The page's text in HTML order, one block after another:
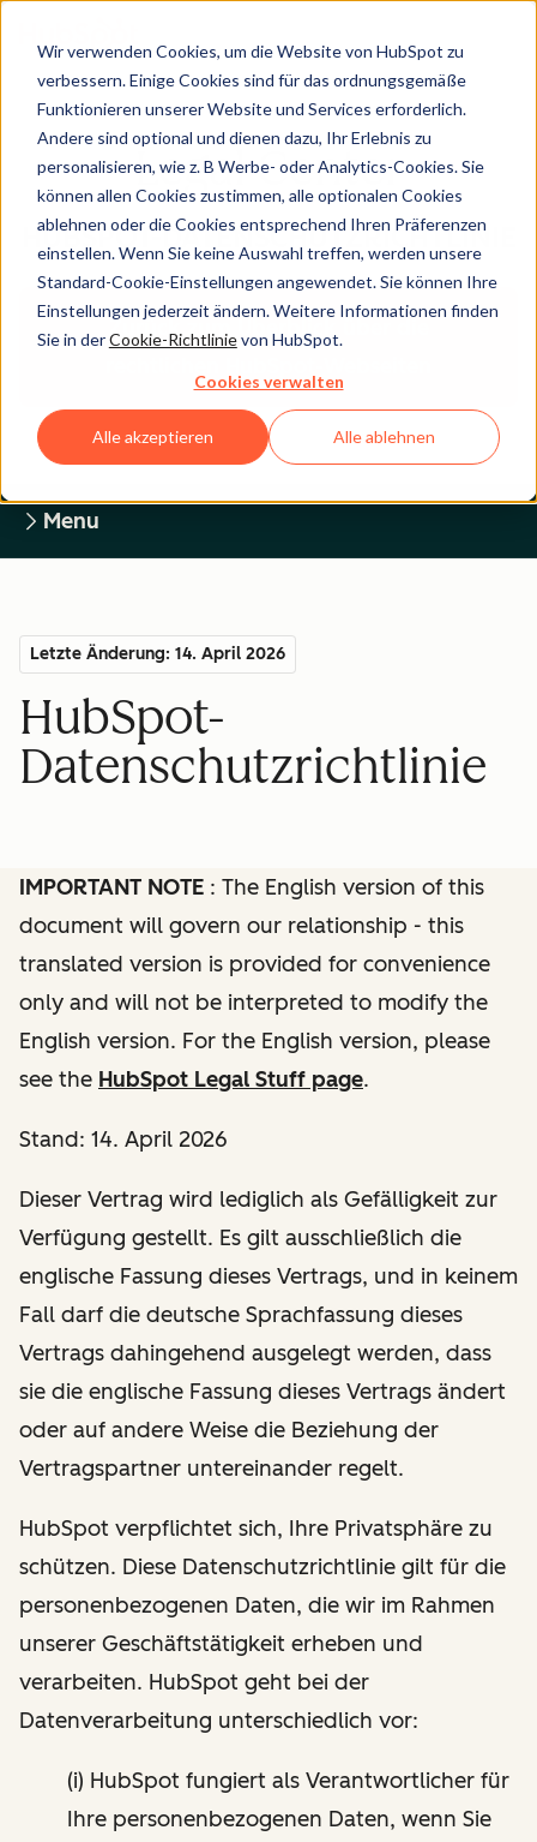
Wir verwenden Cookies, um die Website von HubSpot zu
verbessern. Einige Cookies sind für das ordnungsgemäße
Funktionieren unserer Website und Services erforderlich.
Andere sind optional und dienen dazu, Ihr Erlebnis zu
personalisieren, wie z. B Werbe- oder Analytics-Cookies. Sie
können allen Cookies zustimmen, alle optionalen Cookies
ablehnen oder die Cookies entsprechend Ihren Präferenzen
einstellen. Wenn Sie keine Auswahl treffen, werden unsere
Standard-Cookie-Einstellungen angewendet. Sie können Ihre
Einstellungen jederzeit ändern. Weitere Informationen finden
Sie in derCookie-Richtlinievon HubSpot.
Cookies verwalten
Alle akzeptieren Alle ablehnen
Legal Center
HUBSPOT-DATENSCHUTZRICHTLINIE
Zurück zum Überblick über die
Menu
Letzte Änderung: 14. April 2026
HubSpot-
Datenschutzrichtlinie
IMPORTANT NOTE : The English version of this
document will govern our relationship - this
translated version is provided for convenience
only and will not be interpreted to modify the
English version. For the English version, please
see the HubSpot Legal Stuff page.
Stand: 14. April 2026
Dieser Vertrag wird lediglich als Gefälligkeit zur
Verfügung gestellt. Es gilt ausschließlich die
englische Fassung dieses Vertrags, und in keinem
Fall darf die deutsche Sprachfassung dieses
Vertrags dahingehend ausgelegt werden, dass
sie die englische Fassung dieses Vertrags ändert
oder auf andere Weise die Beziehung der
Vertragspartner untereinander regelt.
HubSpot verpflichtet sich, Ihre Privatsphäre zu
schützen. Diese Datenschutzrichtlinie gilt für die
personenbezogenen Daten, die wir im Rahmen
unserer Geschäftstätigkeit erheben und
verarbeiten. HubSpot geht bei der
Datenverarbeitung unterschiedlich vor:
(i) HubSpot fungiert als Verantwortlicher für
Ihre personenbezogenen Daten, wenn Sie